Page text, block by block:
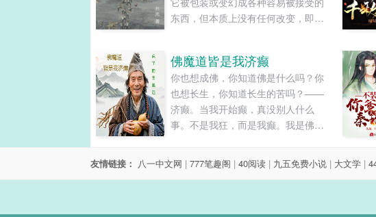
东西，但本质上没有任何改变，即使
知。......
佛魔道皆是我济癫
你也想成佛，你知道佛是什么吗？你
也想长生，你知道长生的苦吗？——
济癫。当我开始癫，真没别人什么
事。不是我狂，而是我癫。我是佛，
想当人，但总有一颗人心还在。......
友情链接： 八一中文网 | 777笔趣阁 | 40阅读 | 九五免费小说 | 大文学 |